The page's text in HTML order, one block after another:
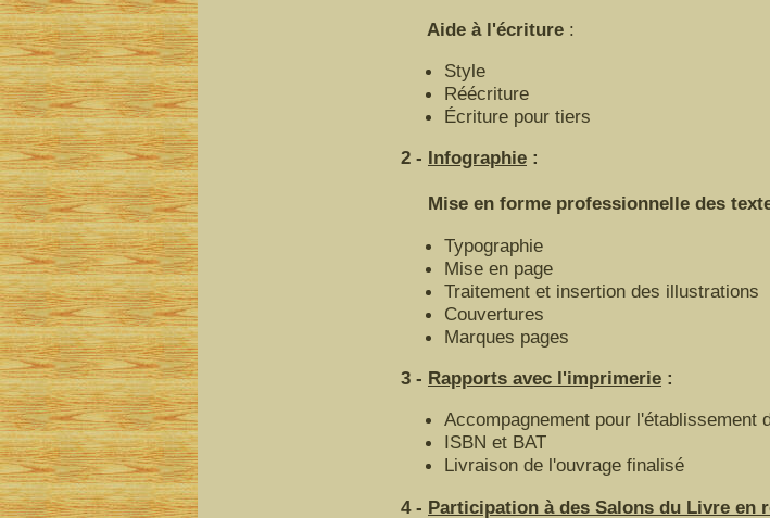
Aide à l'écriture :
Style
Réécriture
Écriture pour tiers
2 - Infographie :
Mise en forme professionnelle des
Typographie
Mise en page
Traitement et insertion des illustrations
Couvertures
Marques pages
3 - Rapports avec l'imprimerie :
Accompagnement pour l'établissement
ISBN et BAT
Livraison de l'ouvrage finalisé
4 - Participation à des Salons du Livre en